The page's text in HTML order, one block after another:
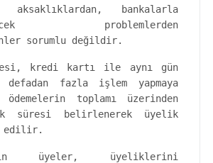
aksaklıklardan, bankalarla
problemlerden
sorumlu değildir.
kredi kartı ile aynı gün
fazla işlem yapmaya
ödemelerin toplamı üzerinden
süresi belirlenerek üyelik
edilir.
üyeler, üyeliklerini